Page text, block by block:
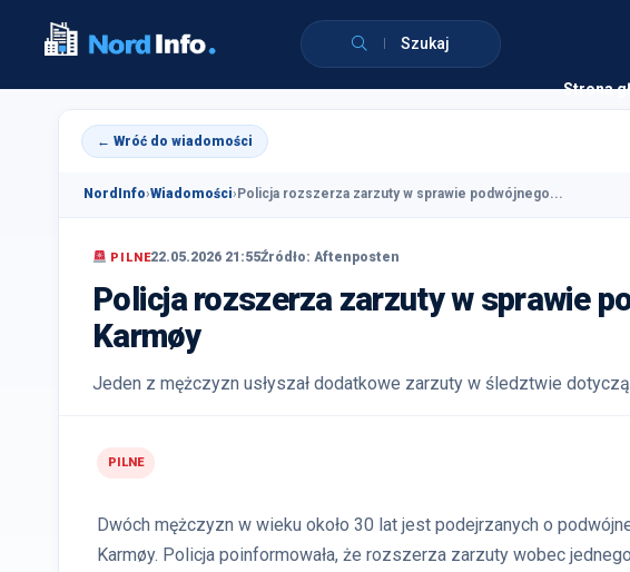
Szukaj
Strona
← Wróć do wiadomości
NordInfo›Wiadomości› Policja rozszerza zarzuty w sprawie podwójnego...
PILNE22.05.2026 21:55Źródło: Aftenposten
Policja rozszerza zarzuty w sprawie
Karmøy
Jeden z mężczyzn usłyszał dodatkowe zarzuty w śledztwie
PILNE
Dwóch mężczyzn w wieku około 30 lat jest podejrzanych o
Karmøy. Policja poinformowała, że rozszerza zarzuty wobec